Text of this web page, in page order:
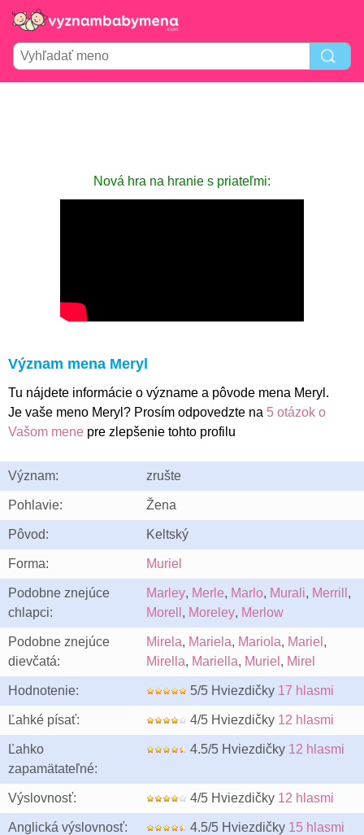
Nová hra na hranie s priateľmi:
Význam mena Meryl
Tu nájdete informácie o význame a pôvode mena Meryl.
Je vaše meno Meryl? Prosím odpovedzte na 5 otázok o
Vašom mene pre zlepšenie tohto profilu
Význam: zrušte
Pohlavie: Žena
Pôvod: Keltský
Forma: Muriel
Podobne znejúce
chlapci:
Marley, Merle, Marlo, Murali, Merrill ,
Morell , Moreley, Merlow
Podobne znejúce
dievčatá:
Mirela, Mariela, Mariola, Mariel ,
Mirella, Mariella, Muriel , Mirel
Hodnotenie: 5/5 Hviezdičky 17 hlasmi
Ľahké písať: 4/5 Hviezdičky 12 hlasmi
Ľahko
zapamätateľné:
4.5/5 Hviezdičky 12 hlasmi
Výslovnosť: 4/5 Hviezdičky 12 hlasmi
Anglická výslovnosť: 4.5/5 Hviezdičky 15 hlasmi